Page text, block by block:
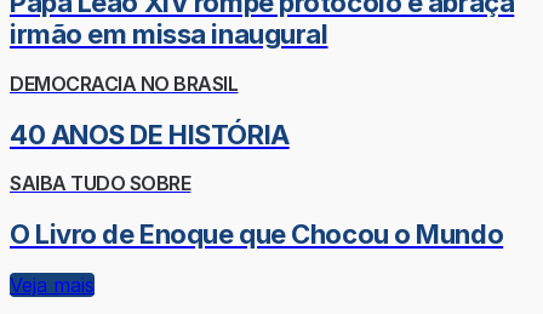
irmão em missa inaugural
DEMOCRACIA NO BRASIL
40 ANOS DE HISTÓRIA
SAIBA TUDO SOBRE
O Livro de Enoque que Chocou o Mundo
Veja mais